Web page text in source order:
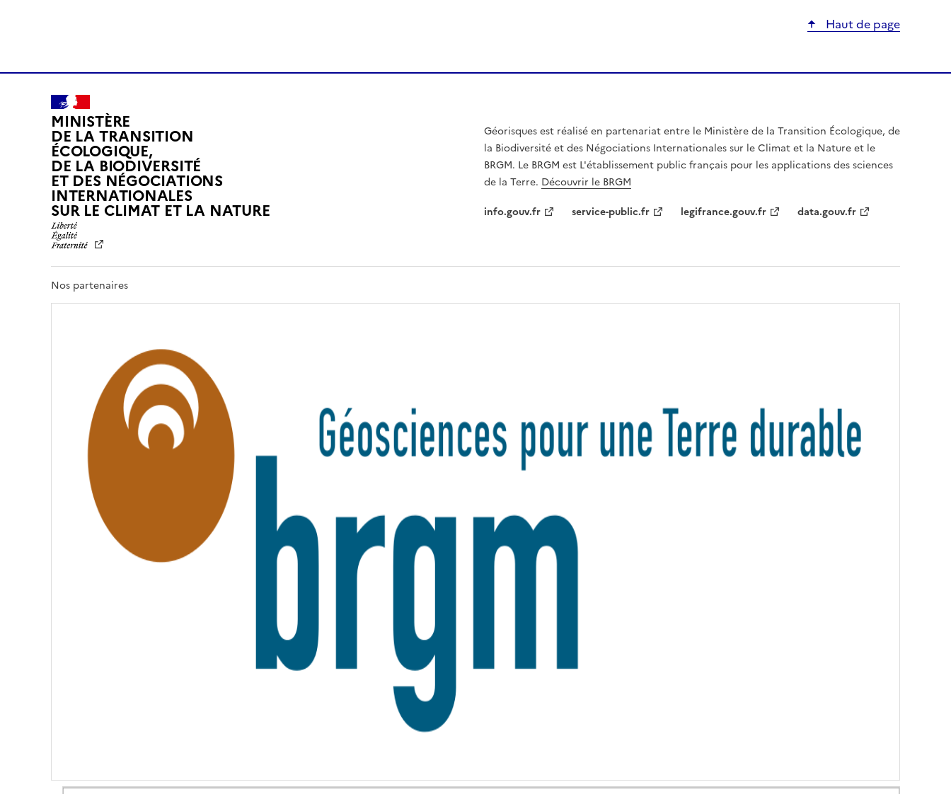
Haut de page
MINISTÈRE
DE LA TRANSITION
ÉCOLOGIQUE,
DE LA BIODIVERSITÉ
ET DES NÉGOCIATIONS
INTERNATIONALES
SUR LE CLIMAT ET LA NATUREL
R
É
R
R
N
T
Géorisques est réalisé en partenariat entre le Ministère de la Transition Écologique, de
la Biodiversité et des Négociations Internationales sur le Climat et la Nature et le
BRGM. Le BRGM est L'établissement public français pour les applications des sciences
de la Terre. Découvrir le BRGM
info.gouv.fr
service-public.fr legifrance.gouv.fr data.gouv.fr
Nos partenaires